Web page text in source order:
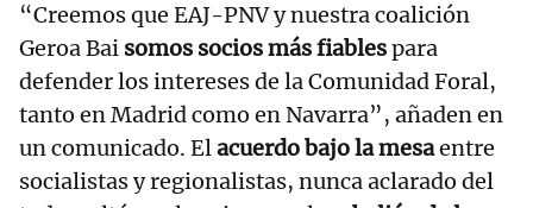
“Creemos que EAJ-PNV y nuestra coalición
Geroa Bai somos socios más fiablespara
defender los intereses de la Comunidad Foral,
tanto en Madrid como en Navarra”, añaden en
un comunicado. Elacuerdo bajo la mesaentre
socialistas y regionalistas, nunca aclarado del